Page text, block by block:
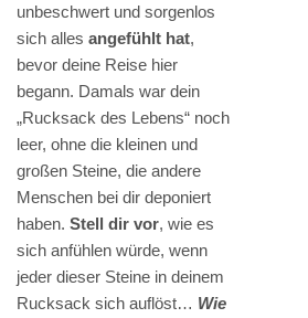
unbeschwert und sorgenlos
sich alles angefühlt hat,
bevor deine Reise hier
begann. Damals war dein
„Rucksack des Lebens“ noch
leer, ohne die kleinen und
großen Steine, die andere
Menschen bei dir deponiert
haben. Stell dir vor, wie es
sich anfühlen würde, wenn
jeder dieser Steine in deinem
Rucksack sich auflöst… Wie